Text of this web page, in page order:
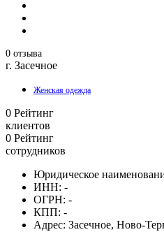
0 отзыва
г. Засечное
Женская одежда
0 Рейтинг
клиентов
0 Рейтинг
сотрудников
Юридическое
ИНН: -
ОГРН: -
КПП: -
Адрес: Засечное, Ново-